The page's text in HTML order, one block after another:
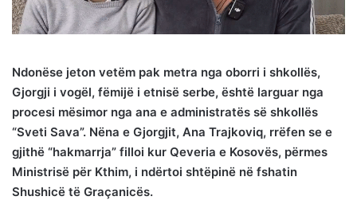
Ndonëse jeton vetëm pak metra nga oborri i shkollës,
Gjorgji i vogël, fëmijë i etnisë serbe, është larguar nga
procesi mësimor nga ana e administratës së shkollës
“Sveti Sava”. Nëna e Gjorgjit, Ana Trajkoviq, rrëfen se e
gjithë “hakmarrja” filloi kur Qeveria e Kosovës, përmes
Ministrisë për Kthim, i ndërtoi shtëpinë në fshatin
Shushicë të Graçanicës.